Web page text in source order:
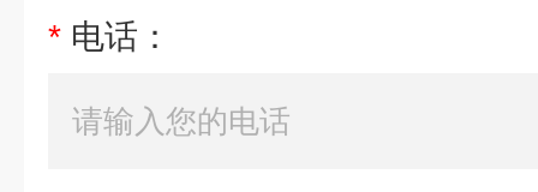
* 电话：